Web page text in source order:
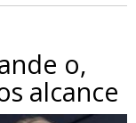
o,
alcance